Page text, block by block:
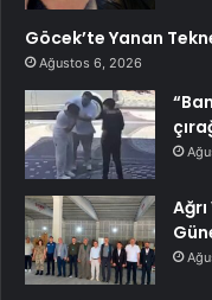
Göcek’te Yanan
Ağustos 6, 2026